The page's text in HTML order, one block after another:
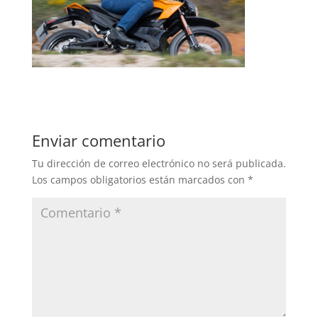
Enviar comentario
Tu dirección de correo electrónico no será publicada.
Los campos obligatorios están marcados con *